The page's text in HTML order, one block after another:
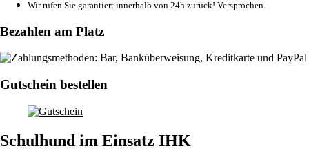
Wir rufen Sie garantiert innerhalb von 24h zurück! Versprochen.
Bezahlen am Platz
Gutschein bestellen
Schulhund im Einsatz IHK